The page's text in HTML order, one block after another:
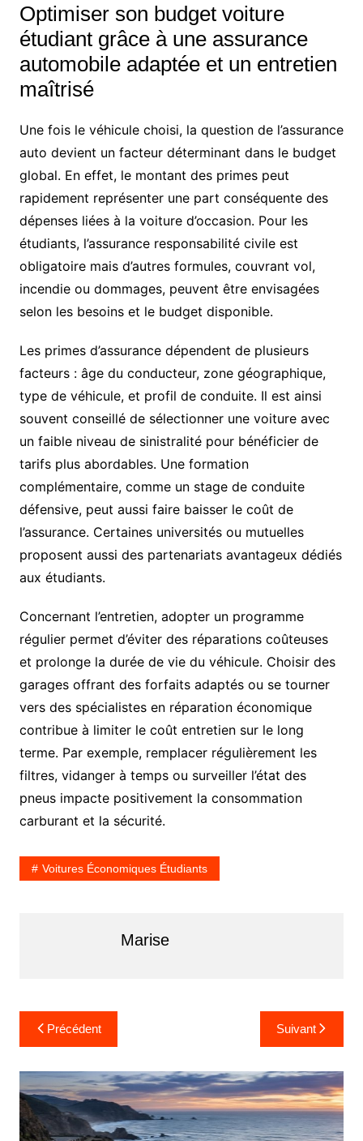
Optimiser son budget voiture
étudiant grâce à une assurance
automobile adaptée et un entretien
maîtrisé
Une fois le véhicule choisi, la question de l’assurance
auto devient un facteur déterminant dans le budget
global. En effet, le montant des primes peut
rapidement représenter une part conséquente des
dépenses liées à la voiture d’occasion. Pour les
étudiants, l’assurance responsabilité civile est
obligatoire mais d’autres formules, couvrant vol,
incendie ou dommages, peuvent être envisagées
selon les besoins et le budget disponible.
Les primes d’assurance dépendent de plusieurs
facteurs : âge du conducteur, zone géographique,
type de véhicule, et profil de conduite. Il est ainsi
souvent conseillé de sélectionner une voiture avec
un faible niveau de sinistralité pour bénéficier de
tarifs plus abordables. Une formation
complémentaire, comme un stage de conduite
défensive, peut aussi faire baisser le coût de
l’assurance. Certaines universités ou mutuelles
proposent aussi des partenariats avantageux dédiés
aux étudiants.
Concernant l’entretien, adopter un programme
régulier permet d’éviter des réparations coûteuses
et prolonge la durée de vie du véhicule. Choisir des
garages offrant des forfaits adaptés ou se tourner
vers des spécialistes en réparation économique
contribue à limiter le coût entretien sur le long
terme. Par exemple, remplacer régulièrement les
filtres, vidanger à temps ou surveiller l’état des
pneus impacte positivement la consommation
carburant et la sécurité.
Voitures Économiques Étudiants
Marise
Navigation
de
l’article
Précédent Suivant